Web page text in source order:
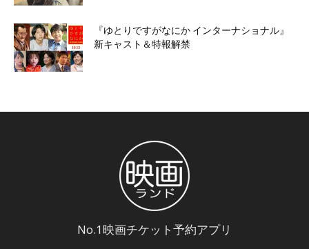
『ゆとりですがなにか インターナショナル』
新キャスト＆特報解禁
No.1映画チケット予約アプリ